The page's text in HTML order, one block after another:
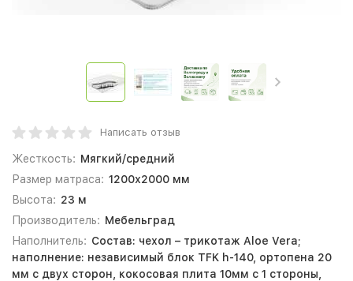
Написать отзыв
Жесткость: Мягкий/средний
Размер матраса: 1200х2000 мм
Высота: 23 м
Производитель: Мебельград
Наполнитель: Состав: чехол – трикотаж Aloe Vera;
наполнение: независимый блок TFK h-140, ортопена 20
мм с двух сторон, кокосовая плита 10мм с 1 стороны,